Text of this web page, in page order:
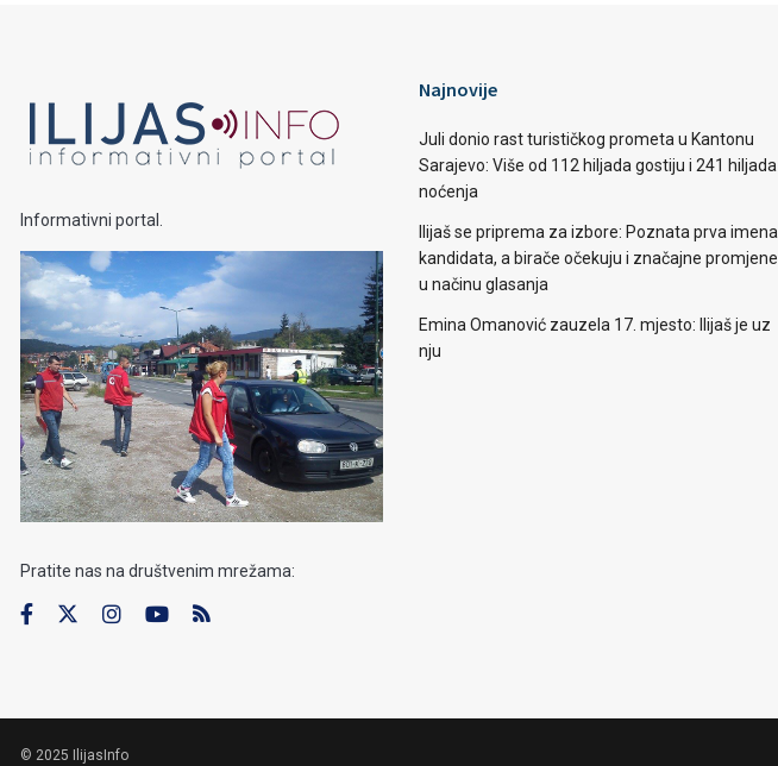
Informativni portal.
Pratite nas na društvenim mrežama:
Najnovije
Juli donio rast turističkog prometa u Kantonu
Sarajevo: Više od 112 hiljada gostiju i 241 hiljada
noćenja
Ilijaš se priprema za izbore: Poznata prva imena
kandidata, a birače očekuju i značajne promjene
u načinu glasanja
Emina Omanović zauzela 17. mjesto: Ilijaš je uz
nju
© 2025 IlijasInfo